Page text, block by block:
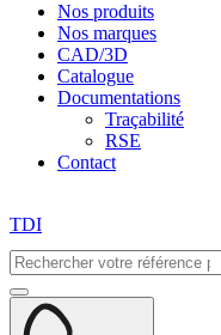
Nos produits
Nos marques
CAD/3D
Catalogue
Documentations
Traçabilité
RSE
Contact
TDI